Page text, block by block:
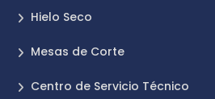
Hielo Seco
Mesas de Corte
Centro de Servicio Técnico